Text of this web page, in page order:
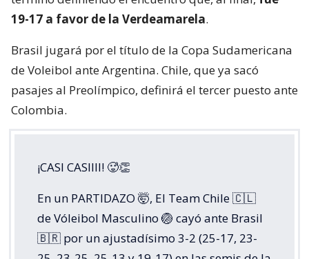
19-17 a favor de la Verdeamarela.
Brasil jugará por el título de la Copa Sudamericana
de Voleibol ante Argentina. Chile, que ya sacó
pasajes al Preolímpico, definirá el tercer puesto ante
Colombia.
¡CASI CASIIII! 🥵👏
En un PARTIDAZO 🤯, El Team Chile 🇨🇱
de Vóleibol Masculino 🏐 cayó ante Brasil
🇧🇷 por un ajustadísimo 3-2 (25-17, 23-